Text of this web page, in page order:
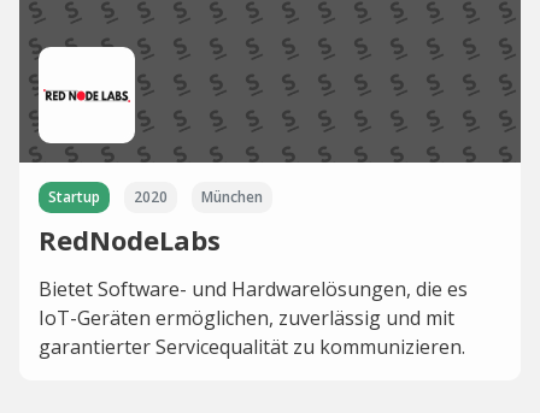
Startup 2020 München
RedNodeLabs
Bietet Software- und Hardwarelösungen, die es
IoT-Geräten ermöglichen, zuverlässig und mit
garantierter Servicequalität zu kommunizieren.